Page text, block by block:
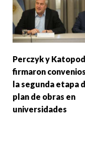
Perczyk y
firmaron
la segunda etapa
plan de obras en
universidades